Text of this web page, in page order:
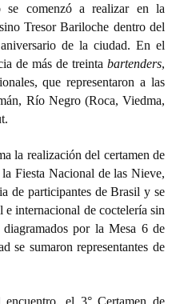
Registro
se comenzó a realizar en la
Tresor Bariloche dentro del
de la ciudad. En el
de más de treinta bartenders,
que representaron a las
Río Negro (Roca, Viedma,
la realización del certamen de
Fiesta Nacional de las Nieve,
de participantes de Brasil y se
e internacional de coctelería sin
por la Mesa 6 de
se sumaron representantes de
el 3° Certamen de